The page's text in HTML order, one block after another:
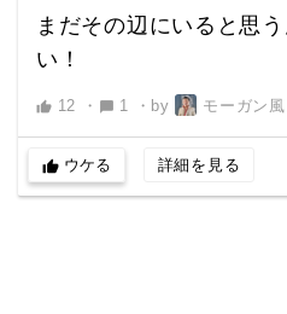
まだその辺にいると思
い！
thumb_up 12 ・ chat_bubble 1 ・ by モーガン
thumb_up ウケる 詳細を見る